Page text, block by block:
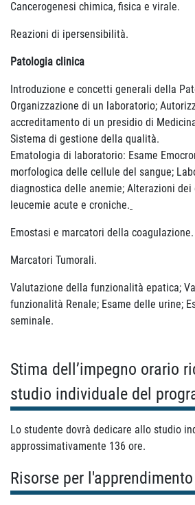
Cancerogenesi chimica, fisica e virale.
Reazioni di ipersensibilità.
Patologia clinica
Introduzione e concetti generali della
Organizzazione di un laboratorio;
accreditamento di un presidio di
Sistema di gestione della qualità.
Ematologia di laboratorio: Esame
morfologica delle cellule del sangue;
diagnostica delle anemie; Alterazioni
leucemie acute e croniche.
Emostasi e marcatori della coagulazione.
Marcatori Tumorali.
Valutazione della funzionalità epatica;
funzionalità Renale; Esame delle urine;
seminale.
Stima dell’impegno orario
studio individuale del
Lo studente dovrà dedicare allo studio
approssimativamente 136 ore.
Risorse per l'apprendimento